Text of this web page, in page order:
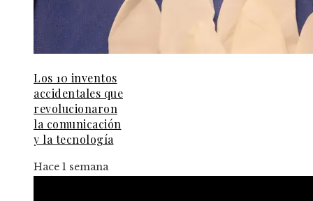
Los 10 inventos
accidentales que
revolucionaron
la comunicación
y la tecnología
Hace 1 semana